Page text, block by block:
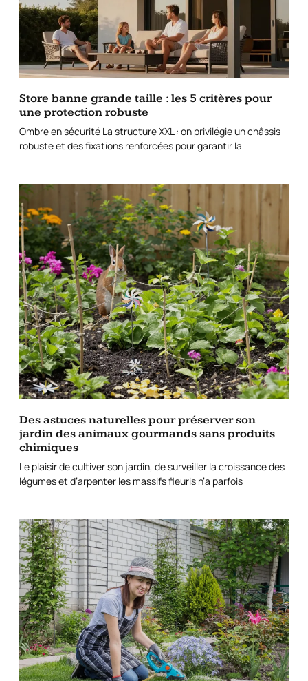
Store banne grande taille : les 5 critères pour
une protection robuste
Ombre en sécurité La structure XXL : on privilégie un châssis
robuste et des fixations renforcées pour garantir la
Des astuces naturelles pour préserver son
jardin des animaux gourmands sans produits
chimiques
Le plaisir de cultiver son jardin, de surveiller la croissance des
légumes et d’arpenter les massifs fleuris n’a parfois